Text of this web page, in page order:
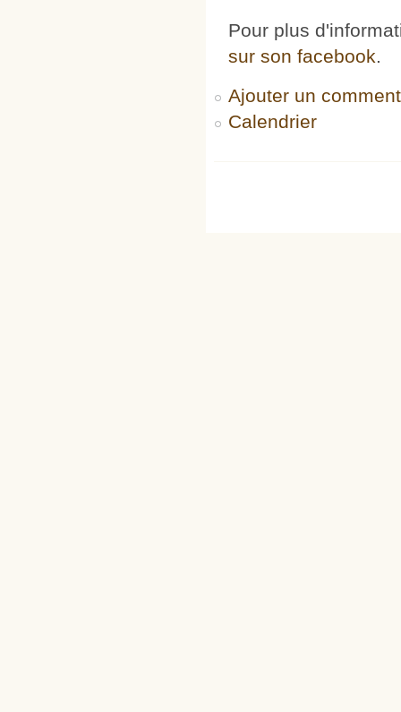
Pour plus
sur son facebook.
Ajouter un
Calendrier